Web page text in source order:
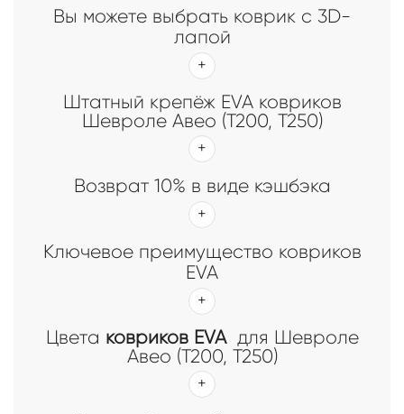
Вы можете выбрать коврик с 3D-
лапой
Штатный крепёж EVA ковриков
Шевроле Авео (Т200, Т250)
Возврат 10% в виде кэшбэка
Ключевое преимущество ковриков
EVA
Цвета ковриков EVAдля Шевроле
Авео (Т200, Т250)